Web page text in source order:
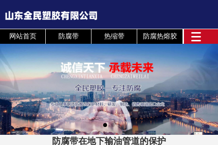
网站首页 防腐带 热缩带 防腐热熔胶
防腐带在地下输油管道的保护